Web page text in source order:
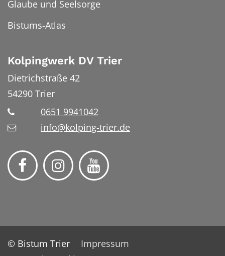
Glaube und Seelsorge
Bistums-Atlas
Kolpingwerk DV Trier
Dietrichstraße 42
54290 Trier
0651 9941042
info@kolping-trier.de
© Bistum Trier
Impressum